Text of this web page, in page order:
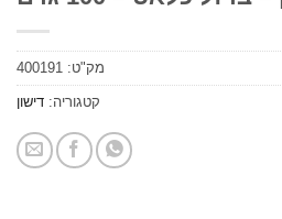
400191
קטגוריה:דישון